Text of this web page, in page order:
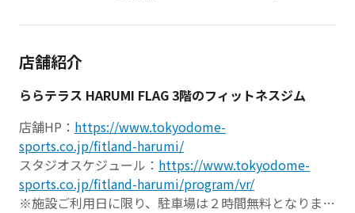
店舗紹介
ららテラス HARUMI FLAG 3階のフィットネスジム
店舗HP： https://www.tokyodome-
sports.co.jp/fitland-harumi/
スタジオスケジュール： https://www.tokyodome-
sports.co.jp/fitland-harumi/program/vr/
※施設ご利用日に限り、駐車場は２時間無料となりま